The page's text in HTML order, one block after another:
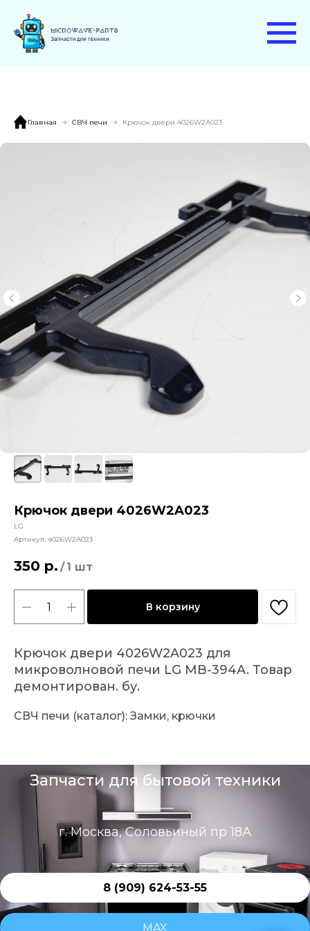
Главная СВЧ печи Крючок двери 4026W2A023
Крючок двери 4026W2A023
LG
Артикул: 4026W2A023
350 р. / 1 шт
В корзину
Крючок двери 4026W2A023 для
микроволновой печи LG MB-394A. Товар
демонтирован. бу.
СВЧ печи (каталог): Замки, крючки
Запчасти для бытовой техники
г. Москва, Соловьиный пр 18А
8 (909) 624-53-55
MAX